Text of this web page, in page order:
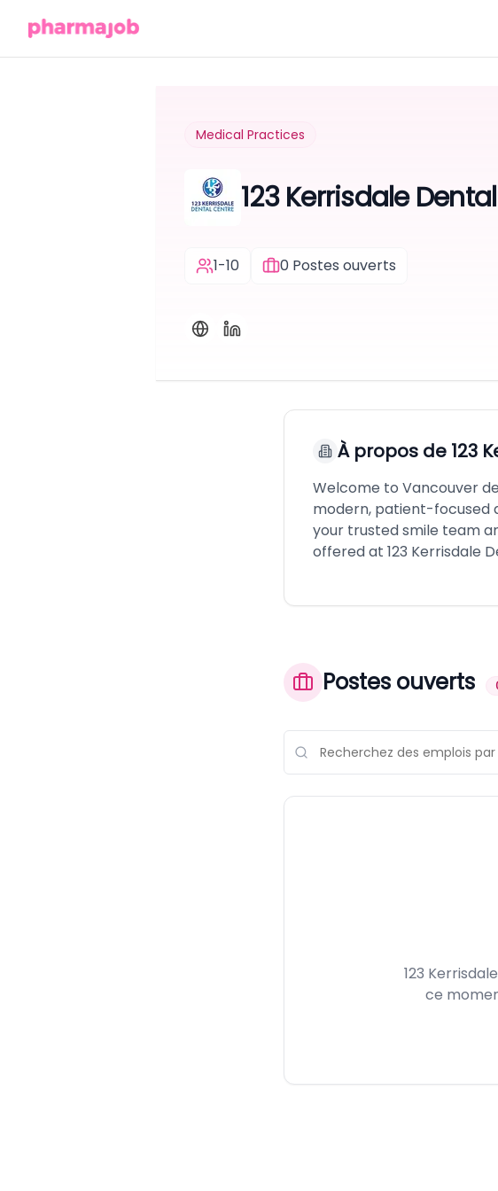
Medical Practices
123 Kerrisdale
1-10 0 Postes ouverts
À propos de 123
Welcome to Vancouver
modern, patient-focused
your trusted smile team
offered at 123 Kerrisdale
Postes ouverts
123
ce